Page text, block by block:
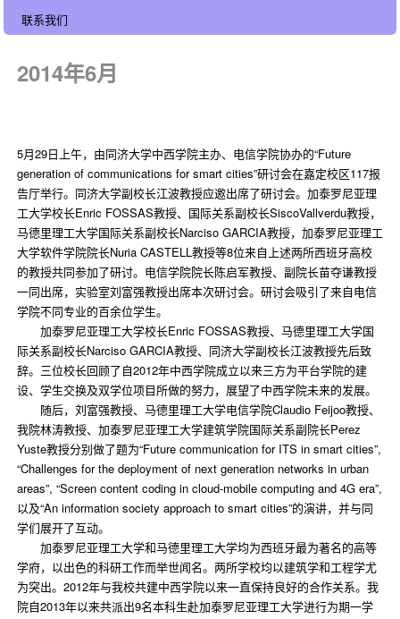
联系我们
2014年6月
5月29日上午，由同济大学中西学院主办、电信学院协办的“Future
generation of communications for smart cities”研讨会在嘉定校区117报
告厅举行。同济大学副校长江波教授应邀出席了研讨会。加泰罗尼亚理
工大学校长Enric FOSSAS教授、国际关系副校长SiscoVallverdu教授，
马德里理工大学国际关系副校长Narciso GARCIA教授，加泰罗尼亚理工
大学软件学院院长Nuria CASTELL教授等8位来自上述两所西班牙高校
的教授共同参加了研讨。电信学院院长陈启军教授、副院长苗夺谦教授
一同出席，实验室刘富强教授出席本次研讨会。研讨会吸引了来自电信
学院不同专业的百余位学生。
加泰罗尼亚理工大学校长Enric FOSSAS教授、马德里理工大学国
际关系副校长Narciso GARCIA教授、同济大学副校长江波教授先后致
辞。三位校长回顾了自2012年中西学院成立以来三方为平台学院的建
设、学生交换及双学位项目所做的努力，展望了中西学院未来的发展。
随后，刘富强教授、马德里理工大学电信学院Claudio Feijoo教授、
我院林涛教授、加泰罗尼亚理工大学建筑学院国际关系副院长Perez
Yuste教授分别做了题为“Future communication for ITS in smart cities”,
“Challenges for the deployment of next generation networks in urban
areas”, “Screen content coding in cloud-mobile computing and 4G era”,
以及“An information society approach to smart cities”的演讲，并与同
学们展开了互动。
加泰罗尼亚理工大学和马德里理工大学均为西班牙最为著名的高等
学府，以出色的科研工作而举世闻名。两所学校均以建筑学和工程学尤
为突出。2012年与我校共建中西学院以来一直保持良好的合作关系。我
院自2013年以来共派出9名本科生赴加泰罗尼亚理工大学进行为期一学